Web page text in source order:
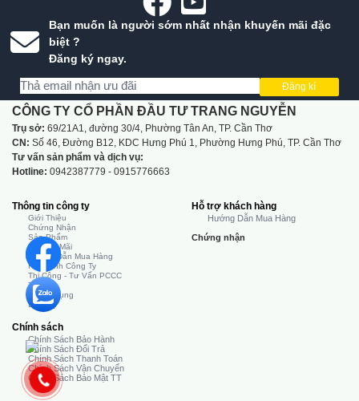
Bạn muốn là người sớm nhất nhận khuyến mãi đặc
biệt ?
Đăng ký ngay.
Đăng kí
CÔNG TY CỔ PHẦN ĐẦU TƯ TRANG NGUYỄN
Trụ sở: 69/21A1, đường 30/4, Phường Tân An, TP. Cần Thơ
CN: Số 46, Đường B12, KDC Hưng Phú 1, Phường Hưng Phú, TP. Cần Thơ
Tư vấn sản phẩm và dịch vụ:
Hotline: 0942387779 - 0915776663
Thông tin công ty
Giới Thiệu
Chứng Nhận
Sản Phẩm
Khuyến Mãi
Hướng Dẫn Mua Hàng
Hình Ảnh Công Ty
Thi Công - Tư Vấn PCCC
Tin Tức
Tuyển Dụng
Liên Hệ
Chính sách
Chính Sách Bảo Hành
Chính Sách Đổi Trả
Chính Sách Thanh Toán
Chính Sách Vận Chuyển
Chính Sách Bảo Mật TT
Hỗ trợ khách hàng
Hướng Dẫn Mua Hàng
Chứng nhận